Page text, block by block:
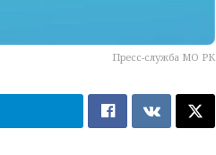
Пресс-служба МО РК